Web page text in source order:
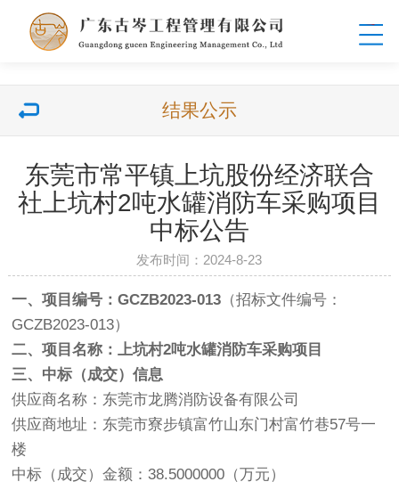
结果公示
东莞市常平镇上坑股份经济联合
社上坑村2吨水罐消防车采购项目
中标公告
发布时间：2024-8-23
一、项目编号：GCZB2023-013 （招标文件编号：
GCZB2023-013）
二、项目名称：上坑村2吨水罐消防车采购项目
三、中标（成交）信息
供应商名称：东莞市龙腾消防设备有限公司
供应商地址：东莞市寮步镇富竹山东门村富竹巷57号一
楼
中标（成交）金额：38.5000000（万元）